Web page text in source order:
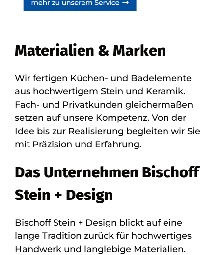
Materialien & Marken
Wir fertigen Küchen- und Badelemente
aus hochwertigem Stein und Keramik.
Fach- und Privatkunden gleichermaßen
setzen auf unsere Kompetenz. Von der
Idee bis zur Realisierung begleiten wir Sie
mit Präzision und Erfahrung.
Das Unternehmen Bischoff
Stein + Design
Bischoff Stein + Design blickt auf eine
lange Tradition zurück für hochwertiges
Handwerk und langlebige Materialien.